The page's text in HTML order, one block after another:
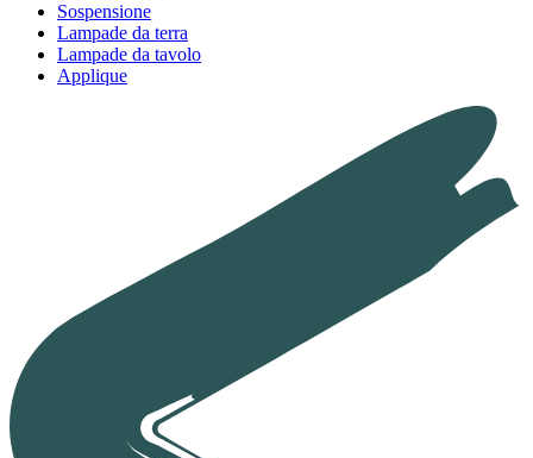
Sospensione
Lampade da terra
Lampade da tavolo
Applique